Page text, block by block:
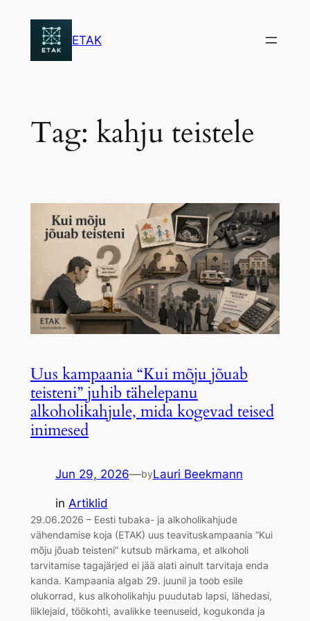
content
ETAK
Tag: kahju teistele
Uus kampaania “Kui mõju jõuab
teisteni” juhib tähelepanu
alkoholikahjule, mida kogevad teised
inimesed
Jun 29, 2026—byLauri Beekmann
in Artiklid
29.06.2026 – Eesti tubaka- ja alkoholikahjude
vähendamise koja (ETAK) uus teavituskampaania “Kui
mõju jõuab teisteni” kutsub märkama, et alkoholi
tarvitamise tagajärjed ei jää alati ainult tarvitaja enda
kanda. Kampaania algab 29. juunil ja toob esile
olukorrad, kus alkoholikahju puudutab lapsi, lähedasi,
liiklejaid, töökohti, avalikke teenuseid, kogukonda ja